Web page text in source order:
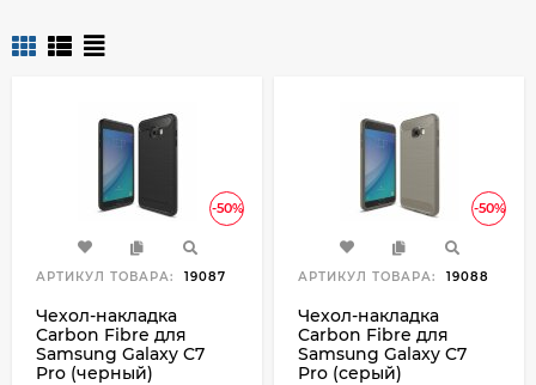
-50%
АРТИКУЛ ТОВАРА: 19087
Чехол-накладка
Carbon Fibre для
Samsung Galaxy C7
Pro (черный)
-50%
АРТИКУЛ ТОВАРА: 19088
Чехол-накладка
Carbon Fibre для
Samsung Galaxy C7
Pro (серый)